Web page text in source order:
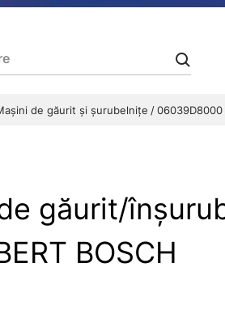
de găurit şi şurubelniţe
găurit/
BOSCH